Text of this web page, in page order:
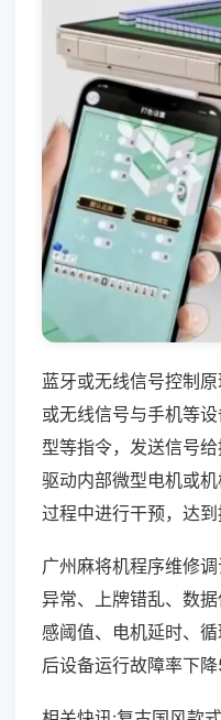
蓝牙或无线信号控制
或无线信号与手机等
型等指令，发送信号
驱动内部微型电机或
过程中进行干预，达到
广州麻将机程序维修
异常、上牌错乱、数
感阈值、电机延时、
后设备运行故障率下降